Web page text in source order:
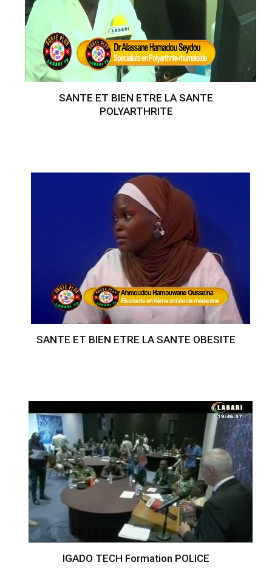
SANTE ET BIEN ETRE LA SANTE
POLYARTHRITE
SANTE ET BIEN ETRE LA SANTE OBESITE
IGADO TECH Formation POLICE